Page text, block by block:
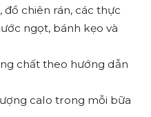
đồ chiên rán, các thực
ngọt, bánh kẹo và
chất theo hướng dẫn
calo trong mỗi bữa